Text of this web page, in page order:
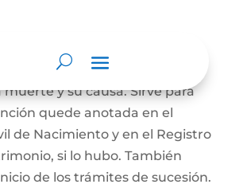
de Defunción
público que prueba el
muerte y su causa. Sirve para
quede anotada en el
de Nacimiento y en el Registro
si lo hubo. También
de los trámites de sucesión.